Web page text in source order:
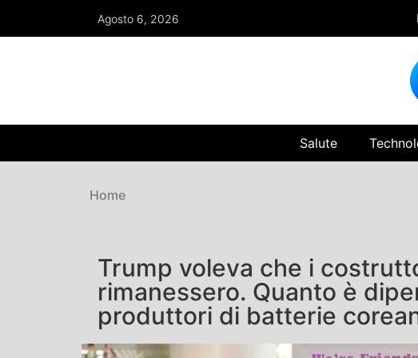
Agosto 6, 2026
Salute
Home
Trump voleva che i
rimanessero. Quanto è
produttori di batterie